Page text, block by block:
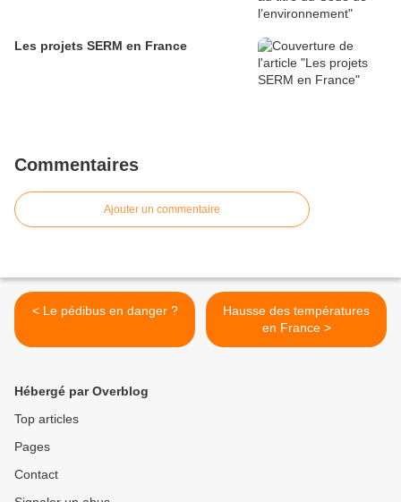
Les projets SERM en France
Commentaires
Ajouter un commentaire
< Le pédibus en danger ?
Hausse des températures
en France >
Hébergé par Overblog
Top articles
Pages
Contact